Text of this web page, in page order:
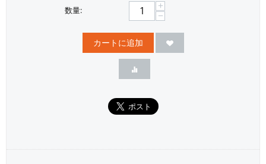
数量:
+
−
カートに追加